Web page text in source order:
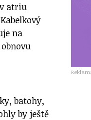
atriu
na
batohy,
by ještě